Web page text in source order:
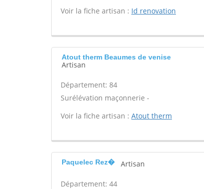
Voir la fiche artisan : Id renovation
Atout therm Beaumes de venise
Artisan
Département: 84
Surélévation maçonnerie -
Voir la fiche artisan : Atout therm
Paquelec Rez� Artisan
Département: 44